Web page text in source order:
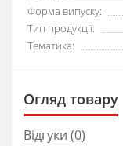
Форма випуску:
Тип продукції:
Тематика:
Огляд товару
Відгуки (0)